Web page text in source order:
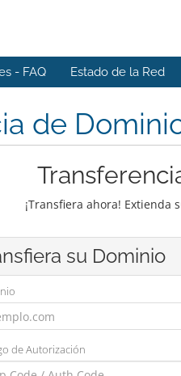
- FAQ Estado de la Red
de
¡Transfiera ahora!
su Dominio
de Autorización